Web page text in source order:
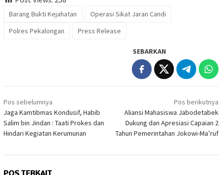
Barang Bukti Kejahatan
Operasi Sikat Jaran Candi
Polres Pekalongan
Press Release
SEBARKAN
Navigasi
pos
Pos sebelumnya
Jaga Kamtibmas Kondusif, Habib
Salim bin Jindan : Taati Prokes dan
Hindari Kegiatan Kerumunan
Pos berikutnya
Aliansi Mahasiswa Jabodetabek
Dukung dan Apresiasi Capaian 2
Tahun Pemerintahan Jokowi-Ma’ruf